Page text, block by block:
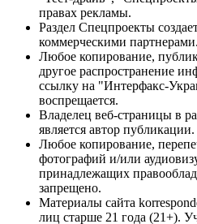
правах рекламы.
Раздел Спецпроекты
коммерческими партнерами.
Любое копирование,
другое распространение
ссылку на "Интерфакс-
воспрещается.
Владелец веб-страницы в
является автор публикации.
Любое копирование,
фотографий и/или
принадлежащих
запрещено.
Материалы сайта
лиц старше 21 года (21+).